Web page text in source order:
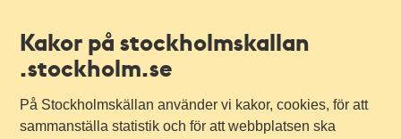
Kakor på stockholmskallan
.stockholm.se
På Stockholmskällan använder vi kakor, cookies, för att
sammanställa statistik och för att webbplatsen ska